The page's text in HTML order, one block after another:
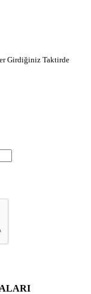
Girdiğiniz Taktirde